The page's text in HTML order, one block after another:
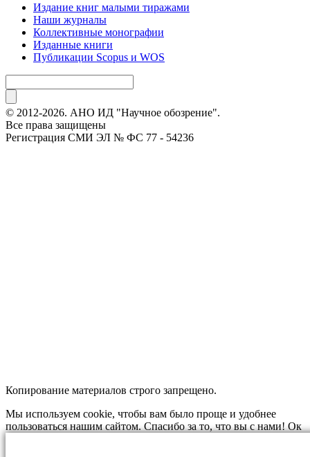
Издание книг малыми тиражами
Наши журналы
Коллективные монографии
Изданные книги
Публикации Scopus и WOS
© 2012-2026. АНО ИД "Научное обозрение".
Все права защищены
Регистрация СМИ ЭЛ № ФС 77 - 54236
Копирование материалов строго запрещено.
Мы используем cookie, чтобы вам было проще и удобнее
пользоваться нашим сайтом. Спасибо за то, что вы с нами!Ок